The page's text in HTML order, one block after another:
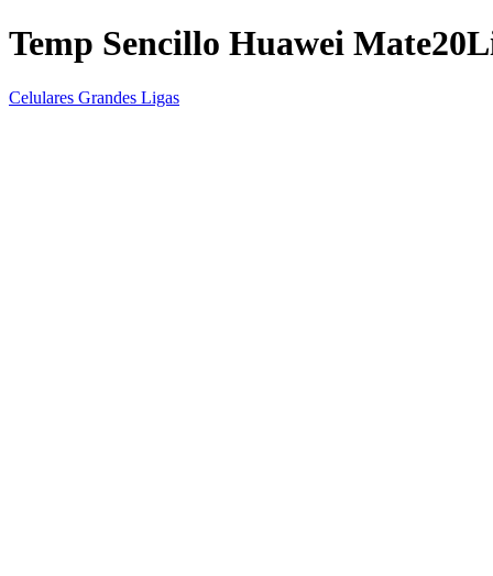
Temp Sencillo Huawei
Celulares Grandes Ligas